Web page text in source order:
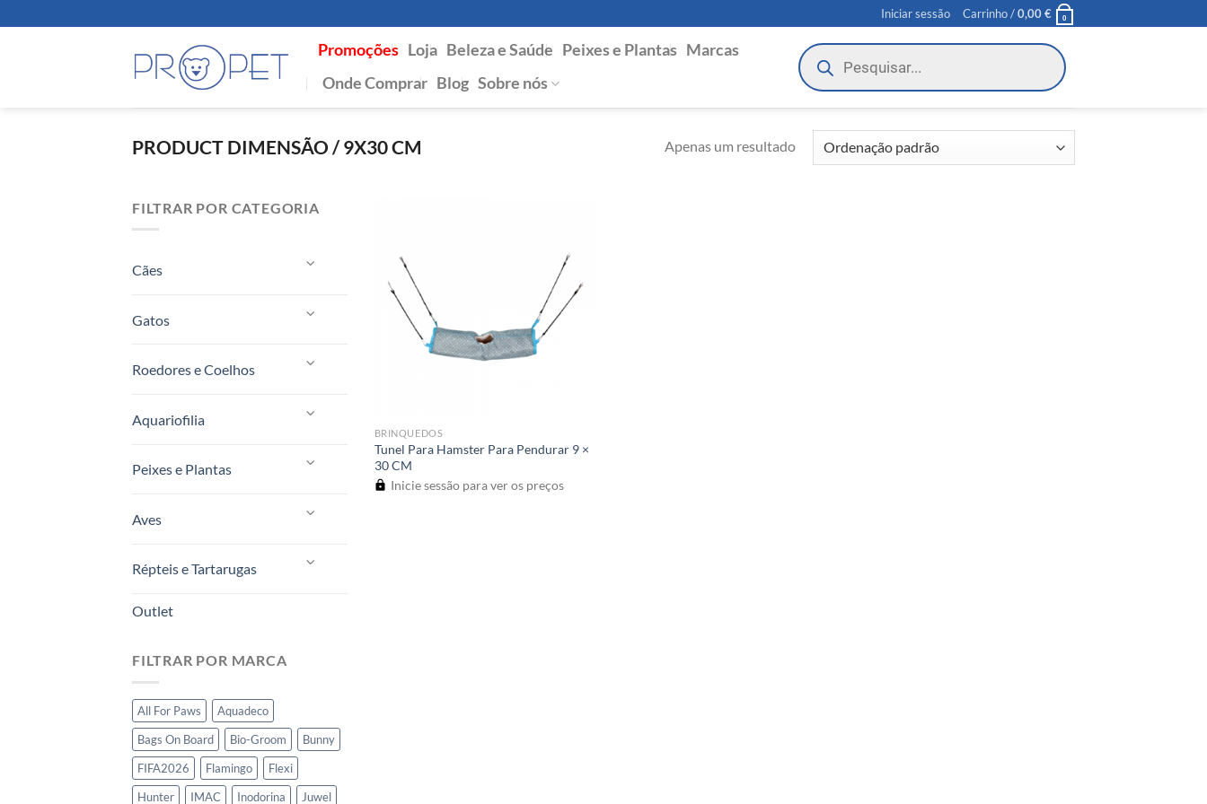
to
Iniciar sessão Carrinho /0,00€ 0
Promoções Loja Beleza e Saúde Peixes e Plantas Marcas
Onde Comprar Blog Sobre nós
Products
search
PRODUCT DIMENSÃO /9X30 CM Apenas um resultado
FILTRAR POR CATEGORIA
Cães
Gatos
Roedores e Coelhos
Aquariofilia
Peixes e Plantas
Aves
Répteis e Tartarugas
Outlet
FILTRAR POR MARCA
All For Paws
Aquadeco
Bags On Board
Bio-Groom
Bunny
FIFA2026
Flamingo
Flexi
Hunter
IMAC Inodorina
Juwel
BRINQUEDOS
Tunel Para Hamster Para Pendurar 9 ×
30 CM
Inicie sessão para ver os preços